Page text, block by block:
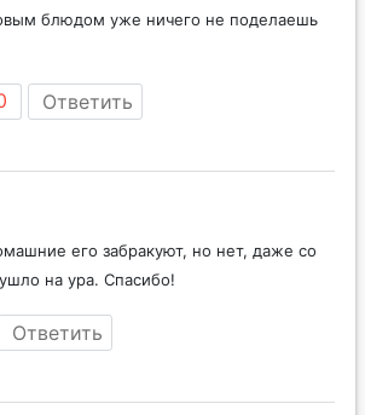
блюдом уже ничего не поделаешь
Ответить
его забракуют, но нет, даже со
на ура. Спасибо!
Ответить